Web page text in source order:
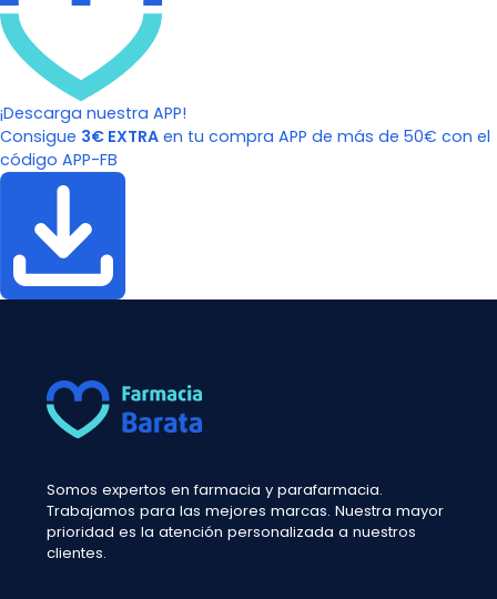
¡Descarga nuestra APP!
Consigue 3€ EXTRA en tu compra APP de más de 50€ con el
código APP-FB
Somos expertos en farmacia y parafarmacia.
Trabajamos para las mejores marcas. Nuestra mayor
prioridad es la atención personalizada a nuestros
clientes.